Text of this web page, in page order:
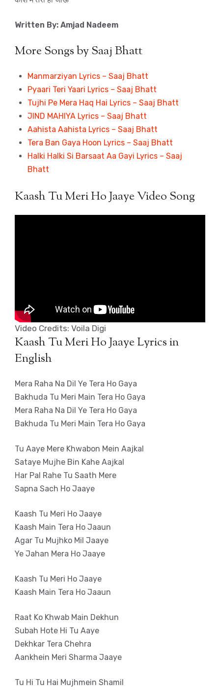
Written By: Amjad Nadeem
More Songs by Saaj Bhatt
Manmarziyan Lyrics – Saaj Bhatt
Pyaari Teri Yaari Lyrics – Saaj Bhatt
Tujhi Pe Mera Haq Hai Lyrics – Saaj Bhatt
JIND MAHIYA Lyrics – Saaj Bhatt
Aahista Aahista Lyrics – Saaj Bhatt
Tera Ban Gaya Hoon Lyrics – Saaj Bhatt
Halki Halki Si Barsaat Aa Gayi Lyrics – Saaj
Bhatt
Kaash Tu Meri Ho Jaaye Video Song
Video Credits: Voila Digi
Kaash Tu Meri Ho Jaaye Lyrics in
English
Mera Raha Na Dil Ye Tera Ho Gaya
Bakhuda Tu Meri Main Tera Ho Gaya
Mera Raha Na Dil Ye Tera Ho Gaya
Bakhuda Tu Meri Main Tera Ho Gaya
Tu Aaye Mere Khwabon Mein Aajkal
Sataye Mujhe Bin Kahe Aajkal
Har Pal Rahe Tu Saath Mere
Sapna Sach Ho Jaaye
Kaash Tu Meri Ho Jaaye
Kaash Main Tera Ho Jaaun
Agar Tu Mujhko Mil Jaaye
Ye Jahan Mera Ho Jaaye
Kaash Tu Meri Ho Jaaye
Kaash Main Tera Ho Jaaun
Raat Ko Khwab Main Dekhun
Subah Hote Hi Tu Aaye
Dekhkar Tera Chehra
Aankhein Meri Sharma Jaaye
Tu Hi Tu Hai Mujhmein Shamil